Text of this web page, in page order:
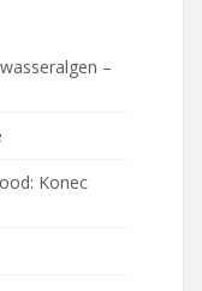
–
Konec